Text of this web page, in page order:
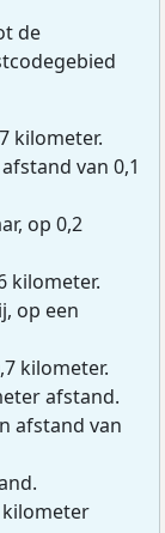
de
kilometer.
van 0,1
op 0,2
kilometer.
op een
kilometer.
afstand.
afstand van
kilometer